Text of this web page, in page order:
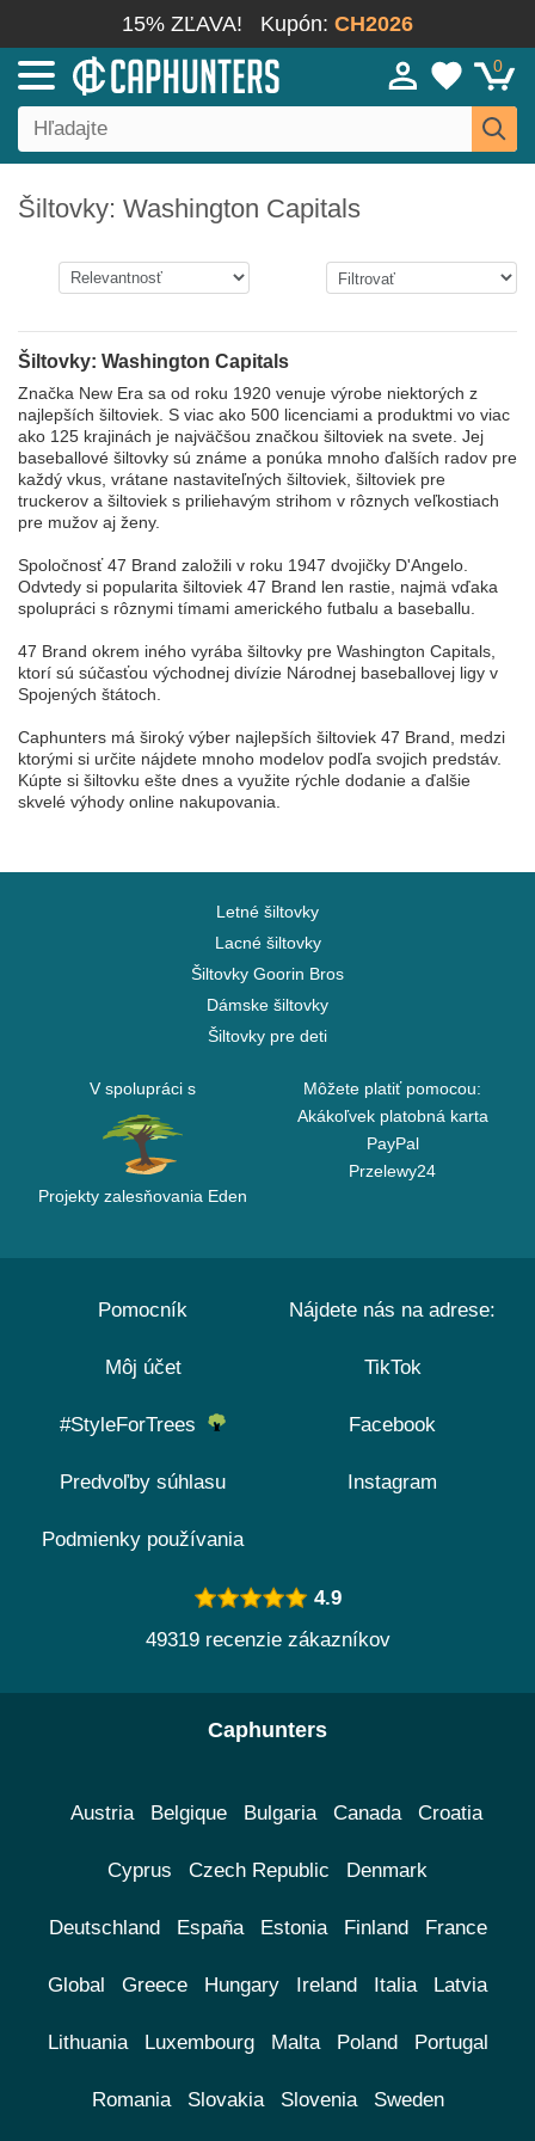
15% ZĽAVA! Kupón: CH2026
0
Šiltovky: Washington Capitals
Šiltovky: Washington Capitals
Značka New Era sa od roku 1920 venuje výrobe niektorých z
najlepších šiltoviek. S viac ako 500 licenciami a produktmi vo viac
ako 125 krajinách je najväčšou značkou šiltoviek na svete. Jej
baseballové šiltovky sú známe a ponúka mnoho ďalších radov pre
každý vkus, vrátane nastaviteľných šiltoviek, šiltoviek pre
truckerov a šiltoviek s priliehavým strihom v rôznych veľkostiach
pre mužov aj ženy.
Spoločnosť 47 Brand založili v roku 1947 dvojičky D'Angelo.
Odvtedy si popularita šiltoviek 47 Brand len rastie, najmä vďaka
spolupráci s rôznymi tímami amerického futbalu a baseballu.
47 Brand okrem iného vyrába šiltovky pre Washington Capitals,
ktorí sú súčasťou východnej divízie Národnej baseballovej ligy v
Spojených štátoch.
Caphunters má široký výber najlepších šiltoviek 47 Brand, medzi
ktorými si určite nájdete mnoho modelov podľa svojich predstáv.
Kúpte si šiltovku ešte dnes a využite rýchle dodanie a ďalšie
skvelé výhody online nakupovania.
Letné šiltovky
Lacné šiltovky
Šiltovky Goorin Bros
Dámske šiltovky
Šiltovky pre deti
V spolupráci s
Projekty zalesňovania Eden
Môžete platiť pomocou:
Akákoľvek platobná karta
PayPal
Przelewy24
Pomocník
Môj účet
#StyleForTrees
Predvoľby súhlasu
Podmienky používania
Nájdete nás na adrese:
TikTok
Facebook
Instagram
4.9
49319 recenzie zákazníkov
Caphunters
Austria Belgique Bulgaria Canada Croatia
Cyprus Czech Republic Denmark
Deutschland España Estonia Finland France
Global Greece Hungary Ireland Italia Latvia
Lithuania Luxembourg Malta Poland Portugal
Romania Slovakia Slovenia Sweden